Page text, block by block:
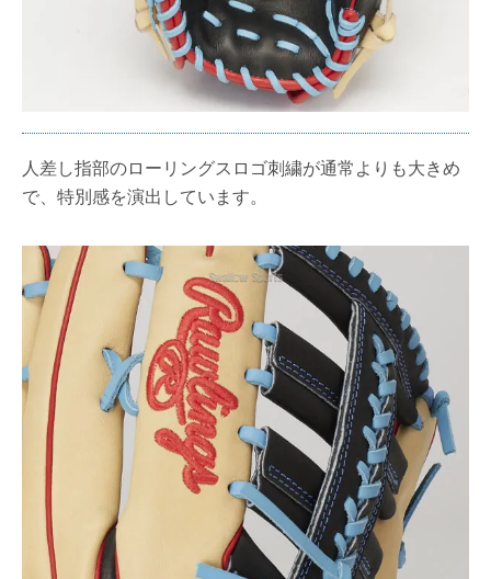
人差し指部のローリングスロゴ刺繍が通常よりも大きめ
で、特別感を演出しています。